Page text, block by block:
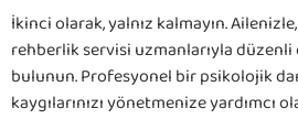
İkinci olarak, yalnız kalmayın.
rehberlik servisi uzmanlarıyla
bulunun. Profesyonel bir psikolojik
kaygılarınızı yönetmenize yardımcı